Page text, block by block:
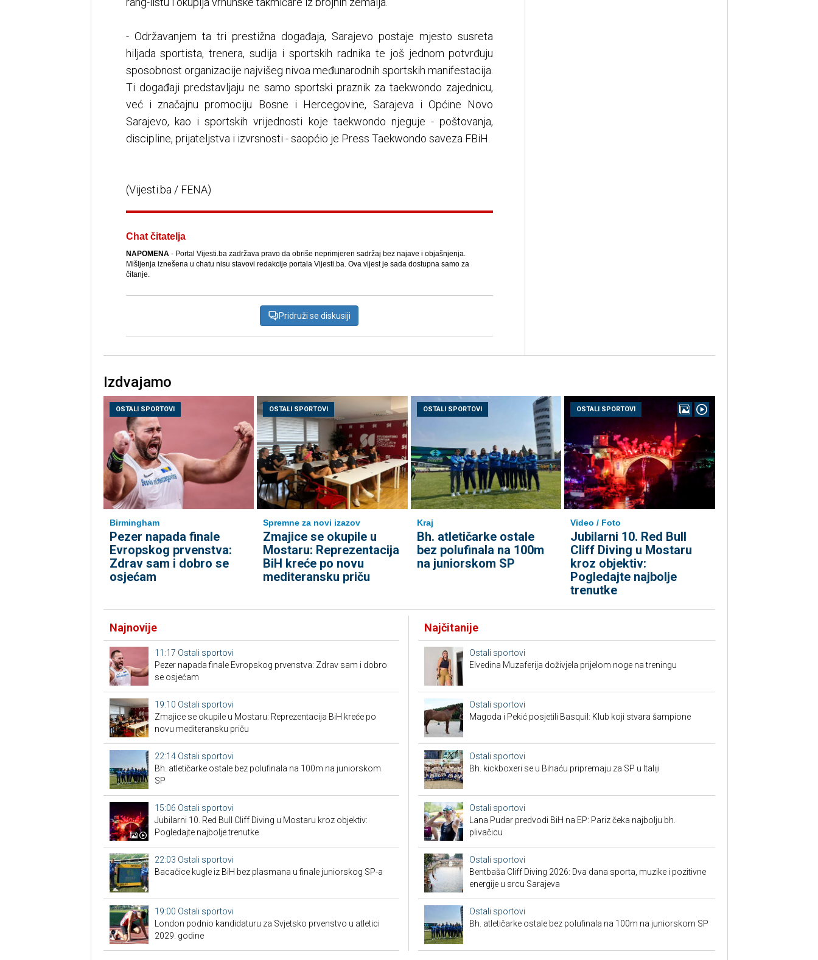
- Održavanjem ta tri prestižna događaja, Sarajevo postaje mjesto susreta
hiljada sportista, trenera, sudija i sportskih radnika te još jednom potvrđuju
sposobnost organizacije najvišeg nivoa međunarodnih sportskih manifestacija.
Ti događaji predstavljaju ne samo sportski praznik za taekwondo zajednicu,
već i značajnu promociju Bosne i Hercegovine, Sarajeva i Općine Novo
Sarajevo, kao i sportskih vrijednosti koje taekwondo njeguje - poštovanja,
discipline, prijateljstva i izvrsnosti - saopćio je Press Taekwondo saveza FBiH.
(Vijesti.ba / FENA)
Chat čitatelja
NAPOMENA- Portal Vijesti.ba zadržava pravo da obriše neprimjeren sadržaj bez najave i objašnjenja.
Mišljenja iznešena u chatu nisu stavovi redakcije portala Vijesti.ba. Ova vijest je sada dostupna samo za
čitanje.
Pridruži se diskusiji
Izdvajamo
OSTALI SPORTOVI
Birmingham
Pezer napada finale
Evropskog prvenstva:
Zdrav sam i dobro se
osjećam
OSTALI SPORTOVI
Spremne za novi izazov
Zmajice se okupile u
Mostaru: Reprezentacija
BiH kreće po novu
mediteransku priču
OSTALI SPORTOVI
Kraj
Bh. atletičarke ostale
bez polufinala na 100m
na juniorskom SP
OSTALI SPORTOVI
Video / Foto
Jubilarni 10. Red Bull
Cliff Diving u Mostaru
kroz objektiv:
Pogledajte najbolje
trenutke
Najnovije
11:17 Ostali sportovi
Pezer napada finale Evropskog prvenstva: Zdrav sam i dobro
se osjećam
19:10 Ostali sportovi
Zmajice se okupile u Mostaru: Reprezentacija BiH kreće po
novu mediteransku priču
22:14 Ostali sportovi
Bh. atletičarke ostale bez polufinala na 100m na juniorskom
SP
15:06 Ostali sportovi
Jubilarni 10. Red Bull Cliff Diving u Mostaru kroz objektiv:
Pogledajte najbolje trenutke
22:03 Ostali sportovi
Bacačice kugle iz BiH bez plasmana u finale juniorskog SP-a
19:00 Ostali sportovi
London podnio kandidaturu za Svjetsko prvenstvo u atletici
2029. godine
Najčitanije
Ostali sportovi
Elvedina Muzaferija doživjela prijelom noge na treningu
Ostali sportovi
Magoda i Pekić posjetili Basquil: Klub koji stvara šampione
Ostali sportovi
Bh. kickboxeri se u Bihaću pripremaju za SP u Italiji
Ostali sportovi
Lana Pudar predvodi BiH na EP: Pariz čeka najbolju bh.
plivačicu
Ostali sportovi
Bentbaša Cliff Diving 2026: Dva dana sporta, muzike i pozitivne
energije u srcu Sarajeva
Ostali sportovi
Bh. atletičarke ostale bez polufinala na 100m na juniorskom SP